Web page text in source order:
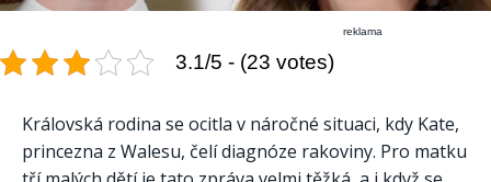
reklama
3.1/5 - (23 votes)
Královská rodina se ocitla v náročné situaci, kdy Kate,
princezna z Walesu, čelí diagnóze rakoviny. Pro matku